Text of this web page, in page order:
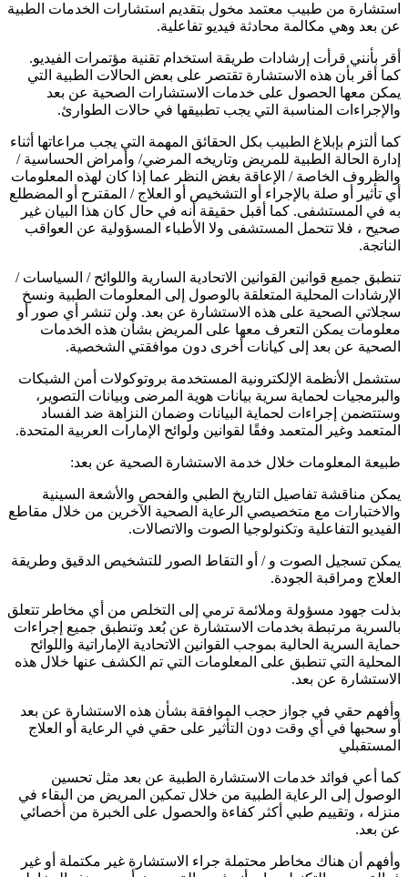
استشارة من طبيب معتمد مخول بتقديم استشارات الخدمات الطبية
عن بعد وهي مكالمة محادثة فيديو تفاعلية.
أقر بأنني قرأت إرشادات طريقة استخدام تقنية مؤتمرات الفيديو.
كما أقر بأن هذه الاستشارة تقتصر على بعض الحالات الطبية التي
يمكن معها الحصول على خدمات الاستشارات الصحية عن بعد
والإجراءات المناسبة التي يجب تطبيقها في حالات الطوارئ.
كما ألتزم بإبلاغ الطبيب بكل الحقائق المهمة التي يجب مراعاتها أثناء
إدارة الحالة الطبية للمريض وتاريخه المرضي/ وأمراض الحساسية /
والظروف الخاصة / الإعاقة بغض النظر عما إذا كان لهذه المعلومات
أي تأثير أو صلة بالإجراء أو التشخيص أو العلاج / المقترح أو المضطلع
به في المستشفى. كما أقبل حقيقة أنه في حال كان هذا البيان غير
صحيح ، فلا تتحمل المستشفى ولا الأطباء المسؤولية عن العواقب
الناتجة.
تنطبق جميع قوانين القوانين الاتحادية السارية واللوائح / السياسات /
الإرشادات المحلية المتعلقة بالوصول إلى المعلومات الطبية ونسخ
سجلاتي الصحية على هذه الاستشارة عن بعد. ولن تنشر أي صور أو
معلومات يمكن التعرف معها على المريض بشأن هذه الخدمات
الصحية عن بعد إلى كيانات أخرى دون موافقتي الشخصية.
ستشمل الأنظمة الإلكترونية المستخدمة بروتوكولات أمن الشبكات
والبرمجيات لحماية سرية بيانات هوية المرضى وبيانات التصوير،
وستتضمن إجراءات لحماية البيانات وضمان النزاهة ضد الفساد
المتعمد وغير المتعمد وفقًا لقوانين ولوائح الإمارات العربية المتحدة.
طبيعة المعلومات خلال خدمة الاستشارة الصحية عن بعد:
يمكن مناقشة تفاصيل التاريخ الطبي والفحص والأشعة السينية
والاختبارات مع متخصيصي الرعاية الصحية الآخرين من خلال مقاطع
الفيديو التفاعلية وتكنولوجيا الصوت والاتصالات.
يمكن تسجيل الصوت و / أو التقاط الصور للتشخيص الدقيق وطريقة
العلاج ومراقبة الجودة.
بذلت جهود مسؤولة وملائمة ترمي إلى التخلص من أي مخاطر تتعلق
بالسرية مرتبطة بخدمات الاستشارة عن بُعد وتنطبق جميع إجراءات
حماية السرية الحالية بموجب القوانين الاتحادية الإماراتية واللوائح
المحلية التي تنطبق على المعلومات التي تم الكشف عنها خلال هذه
الاستشارة عن بعد.
وأفهم حقي في جواز حجب الموافقة بشأن هذه الاستشارة عن بعد
أو سحبها في أي وقت دون التأثير على حقي في الرعاية أو العلاج
المستقبلي
كما أعي فوائد خدمات الاستشارة الطبية عن بعد مثل تحسين
الوصول إلى الرعاية الطبية من خلال تمكين المريض من البقاء في
منزله ، وتقييم طبي أكثر كفاءة والحصول على الخبرة من أخصائي
عن بعد.
وأفهم أن هناك مخاطر محتملة جراء الاستشارة غير مكتملة أو غير